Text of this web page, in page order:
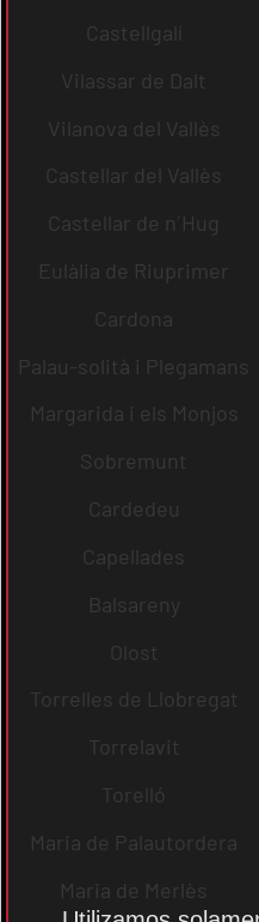
Castellgalí
Vilassar de Dalt
Vilanova del Vallès
Castellar del Vallès
Castellar de n´Hug
Eulàlia de Riuprimer
Cardona
Palau-solità i Plegamans
Margarida i els Monjos
Sobremunt
Cardedeu
Capellades
Balsareny
Olost
Torrelles de Llobregat
Torrelavit
Torelló
Maria de Palautordera
Maria de Merlès